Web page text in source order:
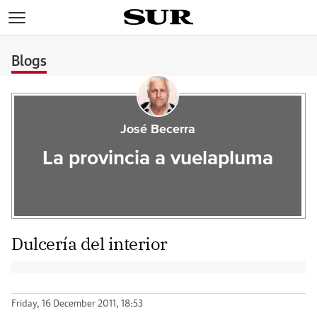
Blogs
José Becerra
La provincia a vuelapluma
Dulcería del interior
Friday, 16 December 2011, 18:53